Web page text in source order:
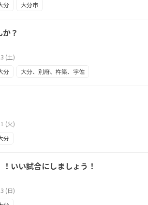
分 大分市
？
(土)
分 大分、別府、杵築、宇佐
(火)
分
いい試合にしましょう！
(日)